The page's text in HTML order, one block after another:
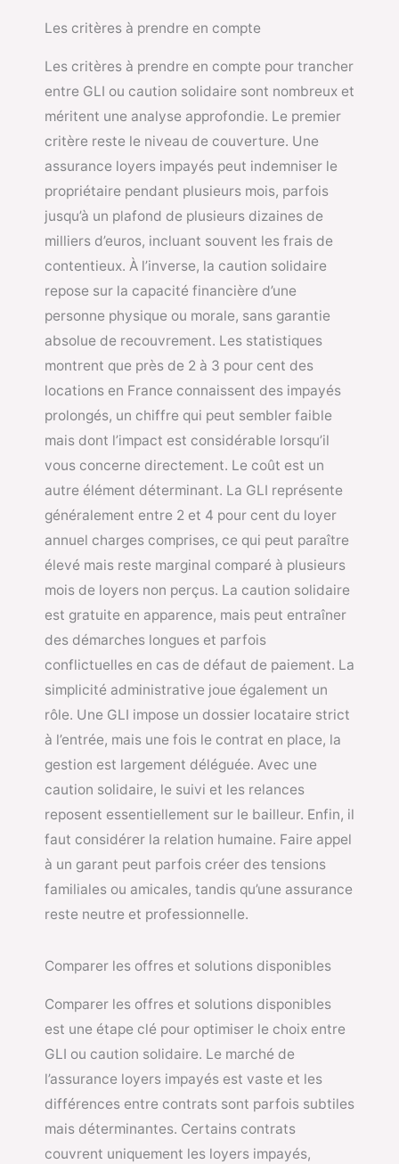
Les critères à prendre en compte
Les critères à prendre en compte pour trancher
entre GLI ou caution solidaire sont nombreux et
méritent une analyse approfondie. Le premier
critère reste le niveau de couverture. Une
assurance loyers impayés peut indemniser le
propriétaire pendant plusieurs mois, parfois
jusqu’à un plafond de plusieurs dizaines de
milliers d’euros, incluant souvent les frais de
contentieux. À l’inverse, la caution solidaire
repose sur la capacité financière d’une
personne physique ou morale, sans garantie
absolue de recouvrement. Les statistiques
montrent que près de 2 à 3 pour cent des
locations en France connaissent des impayés
prolongés, un chiffre qui peut sembler faible
mais dont l’impact est considérable lorsqu’il
vous concerne directement. Le coût est un
autre élément déterminant. La GLI représente
généralement entre 2 et 4 pour cent du loyer
annuel charges comprises, ce qui peut paraître
élevé mais reste marginal comparé à plusieurs
mois de loyers non perçus. La caution solidaire
est gratuite en apparence, mais peut entraîner
des démarches longues et parfois
conflictuelles en cas de défaut de paiement. La
simplicité administrative joue également un
rôle. Une GLI impose un dossier locataire strict
à l’entrée, mais une fois le contrat en place, la
gestion est largement déléguée. Avec une
caution solidaire, le suivi et les relances
reposent essentiellement sur le bailleur. Enfin, il
faut considérer la relation humaine. Faire appel
à un garant peut parfois créer des tensions
familiales ou amicales, tandis qu’une assurance
reste neutre et professionnelle.
Comparer les offres et solutions disponibles
Comparer les offres et solutions disponibles
est une étape clé pour optimiser le choix entre
GLI ou caution solidaire. Le marché de
l’assurance loyers impayés est vaste et les
différences entre contrats sont parfois subtiles
mais déterminantes. Certains contrats
couvrent uniquement les loyers impayés,